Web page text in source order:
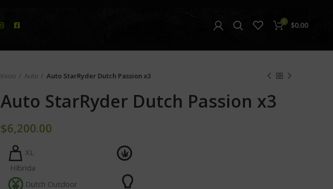
0 $0.00
Inicio Auto Auto StarRyder Dutch Passion x3
Auto StarRyder Dutch Passion x3
$6,200.00
XL
Híbrida
Dutch Outdoor